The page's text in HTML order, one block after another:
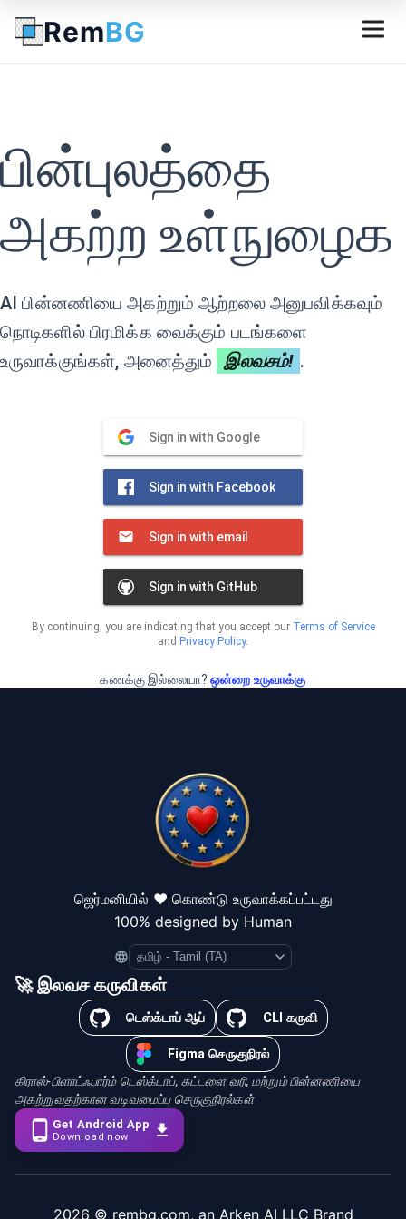
RemBG
பின்புலத்தை
அகற்ற உள்நுழைக
AI பின்னணியை அகற்றும் ஆற்றலை அனுபவிக்கவும்
நொடிகளில் பிரமிக்க வைக்கும் படங்களை
உருவாக்குங்கள், அனைத்தும்
இலவசம்! .
Sign in with Google
Sign in with Facebook
Sign in with email
Sign in with GitHub
By continuing, you are indicating that you accept our Terms of Service
and Privacy Policy.
கணக்கு இல்லையா? ஒன்றை உருவாக்கு
ஜெர்மனியில் ❤️ கொண்டு உருவாக்கப்பட்டது
100% designed by Human
Language
🚀 இலவச கருவிகள்
டெஸ்க்டாப் ஆப் CLI கருவி
Figma செருகுநிரல்
கிராஸ்-பிளாட்ஃபார்ம் டெஸ்க்டாப், கட்டளை வரி, மற்றும் பின்னணியை
அகற்றுவதற்கான வடிவமைப்பு செருகுநிரல்கள்
Get Android App
Download now
2026 © rembg.com, an Arken AI LLC Brand